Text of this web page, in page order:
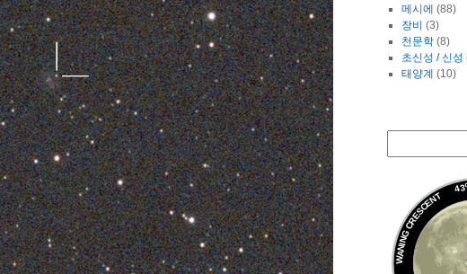
메시에 (88)
장비 (3)
천문학(8)
초신성 / 신성
태양계 (10)
WANING CRESCENT